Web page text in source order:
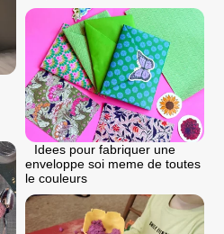
Idees pour fabriquer une
enveloppe soi meme de toutes
le couleurs